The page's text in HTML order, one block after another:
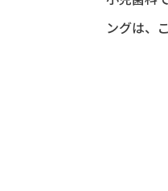
ングは、